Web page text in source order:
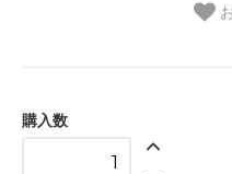
購入数